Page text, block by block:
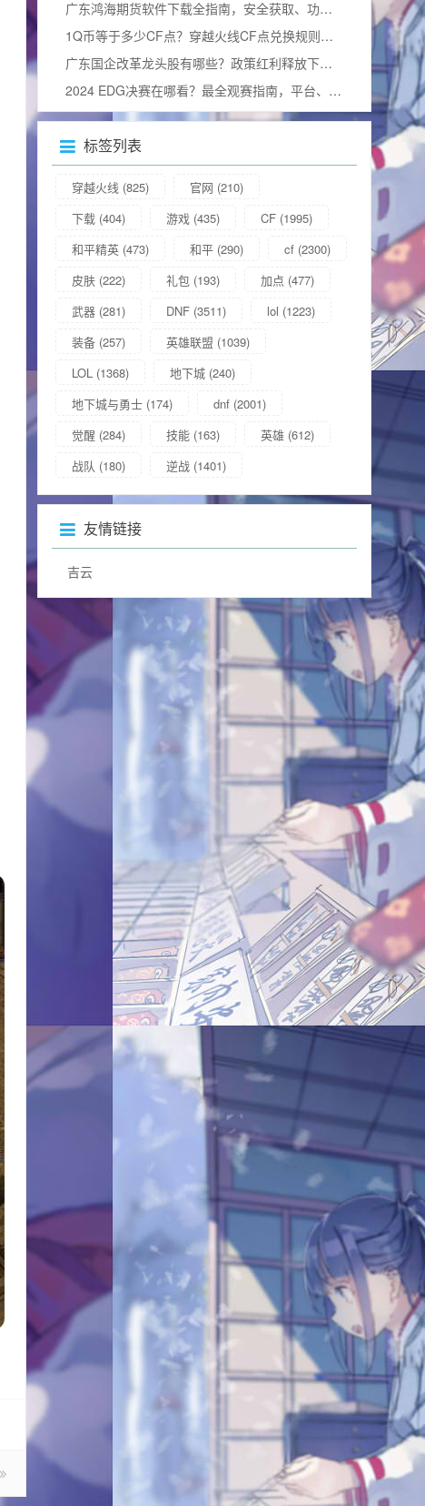
广东鸿海期货软件下载全指南，安全获取、功能解析与使用技巧
1Q币等于多少CF点？穿越火线CF点兑换规则与实用攻略详解
广东国企改革龙头股有哪些？政策红利释放下的价值重估与布局窗口解析
2024 EDG决赛在哪看？最全观赛指南，平台、细节及视频观看方式汇总
标签列表
穿越火线 (825) 官网 (210)
下载 (404) 游戏 (435) CF (1995)
和平精英 (473) 和平 (290) cf (2300)
皮肤 (222) 礼包 (193) 加点 (477)
武器 (281) DNF (3511) lol (1223)
装备 (257) 英雄联盟 (1039)
LOL (1368) 地下城 (240)
地下城与勇士 (174) dnf (2001)
觉醒 (284) 技能 (163) 英雄 (612)
战队 (180) 逆战 (1401)
友情链接
吉云